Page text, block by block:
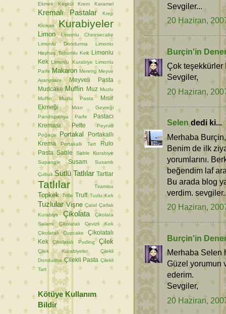
Sevgiler...
20 Haziran,
Burçin'in
Çok teşekkürler
Sevgiler,
20 Haziran,
Selendedi ki...
Merhaba Burçin,
Benim de ilk
yorumlarını.
beğendim laf
Bu arada blog
verdim.
20 Haziran,
Burçin'in
Merhaba Selen
Güzel yorumun
ederim.
Sevgiler,
20 Haziran,
Ekmek
Keşkül Krem Karamel
Kremalı Pastalar Krep
Krokan Kurabiyeler
Limon
Limonlu Cheesecake
Limonlu Dondurma
Limonlu
Haşhaş Tohumlu Kek
Limonlu
Kek Limonlu Kurabiye Limonlu
Parfe Makaron Mereng Meyve
Aranjmanı
Meyveli Pasta
Mudcake Muffin Muz Muzlu
Muffin
Muzlu Pasta
Mısır
Ekmeği
Mısır Gevreği
Pandispanya
Parfe
Pastacı
Kreması
Pelte
Peynirli
Poğaça
Portakal
Portakallı
Krema
Portakallı Tart
Rulo
Pasta Sable
Sable Kurabiye
Supangle
Susam Susamlı
Çubuk Sütlü Tatlılar Tartlar
Tatlılar Tiramisu
Topkek Trifle Truff Tuzlu Kek
Tuzlular Vişne Çatal Çatlak
Kurabiye
Çikolata
Çikolata
Salamı
Çikolatalı Cevizli Kek
Çikolatalı Cupcake
Çikolatalı
Kek
Çikolatalı Puding Çilek
Çilek Kurabiyeler
Çilekli
Dondurma Çilekli Pasta Çilekli
Tart
Kötüye Kullanım
Bildir